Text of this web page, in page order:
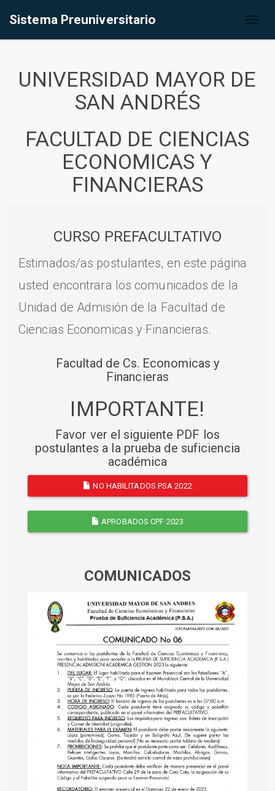
Sistema Preuniversitario
UNIVERSIDAD MAYOR DE
SAN ANDRÉS
FACULTAD DE CIENCIAS
ECONOMICAS Y
FINANCIERAS
CURSO PREFACULTATIVO
Estimados/as postulantes, en este página
usted encontrara los comunicados de la
Unidad de Admisión de la Facultad de
Ciencias Economicas y Financieras.
Facultad de Cs. Economicas y
Financieras
IMPORTANTE!
Favor ver el siguiente PDF los
postulantes a la prueba de suficiencia
académica
NO HABILITADOS PSA 2022
APROBADOS CPF 2023
COMUNICADOS